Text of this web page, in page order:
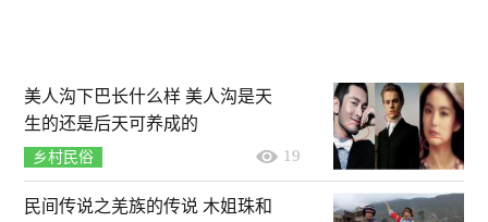
美人沟下巴长什么样 美人沟是天
生的还是后天可养成的
乡村民俗 19
民间传说之羌族的传说 木姐珠和